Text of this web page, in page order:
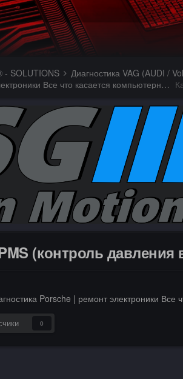
- SOLUTIONS
Диагностика VAG (AUDI /
Диагностика Porsche | ремонт электроники Все что касается компьютерной диагностики Porsche и ремонта электронных систем управления.
(контроль
Porsche | ремонт электроники Все
0